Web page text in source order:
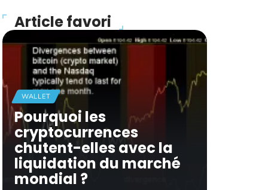
Article favori
WALLET
Pourquoi les
cryptocurrences
chutent-elles avec la
liquidation du marché
mondial ?